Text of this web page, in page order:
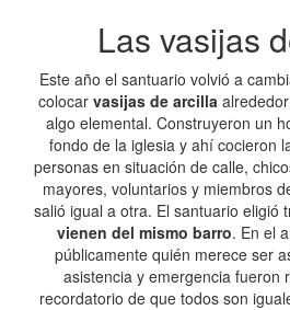
Las vasijas
Este año el santuario volvió a
colocar vasijas de arcillaalrededor
algo elemental. Construyeron un
fondo de la iglesia y ahí cocieron
personas en situación de calle,
mayores, voluntarios y miembros
salió igual a otra. El santuario eligió
vienen del mismo barro. En el
públicamente quién merece ser
asistencia y emergencia fueron
recordatorio de que todos son